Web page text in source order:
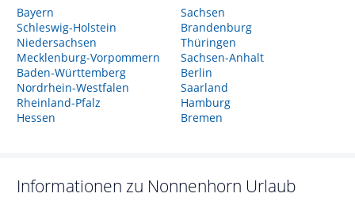
Bayern
Schleswig-Holstein
Niedersachsen
Mecklenburg-Vorpommern
Baden-Württemberg
Nordrhein-Westfalen
Rheinland-Pfalz
Hessen
Sachsen
Brandenburg
Thüringen
Sachsen-Anhalt
Berlin
Saarland
Hamburg
Bremen
Informationen zu Nonnenhorn Urlaub